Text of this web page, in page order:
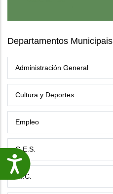
Accesibilidade
Departamentos Municipais
Administración General
Cultura y Deportes
Empleo
G.E.S.
P.I.C.